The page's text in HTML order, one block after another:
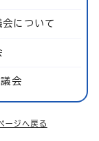
について
会
ージへ戻る